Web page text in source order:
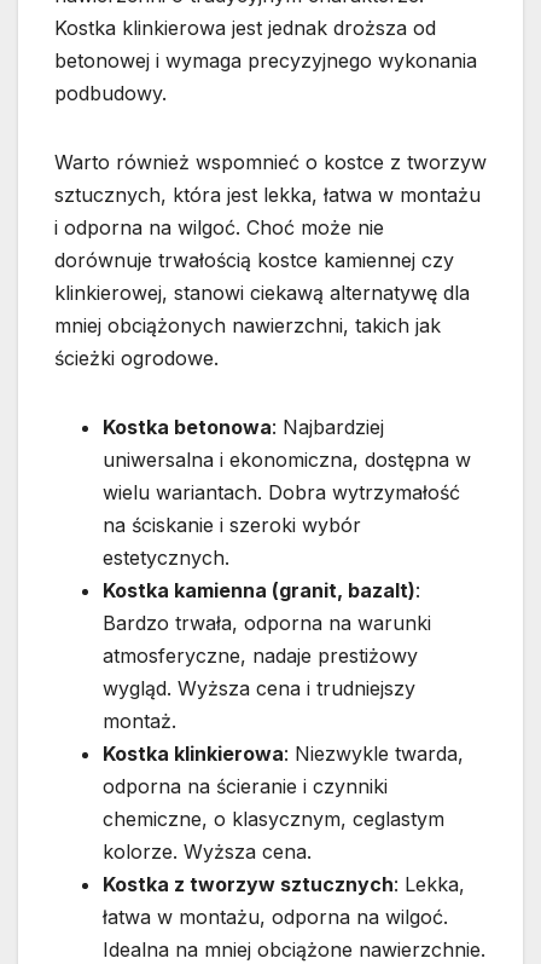
Kostka klinkierowa jest jednak droższa od
betonowej i wymaga precyzyjnego wykonania
podbudowy.
Warto również wspomnieć o kostce z tworzyw
sztucznych, która jest lekka, łatwa w montażu
i odporna na wilgoć. Choć może nie
dorównuje trwałością kostce kamiennej czy
klinkierowej, stanowi ciekawą alternatywę dla
mniej obciążonych nawierzchni, takich jak
ścieżki ogrodowe.
Kostka betonowa: Najbardziej
uniwersalna i ekonomiczna, dostępna w
wielu wariantach. Dobra wytrzymałość
na ściskanie i szeroki wybór
estetycznych.
Kostka kamienna (granit, bazalt):
Bardzo trwała, odporna na warunki
atmosferyczne, nadaje prestiżowy
wygląd. Wyższa cena i trudniejszy
montaż.
Kostka klinkierowa: Niezwykle twarda,
odporna na ścieranie i czynniki
chemiczne, o klasycznym, ceglastym
kolorze. Wyższa cena.
Kostka z tworzyw sztucznych: Lekka,
łatwa w montażu, odporna na wilgoć.
Idealna na mniej obciążone nawierzchnie.